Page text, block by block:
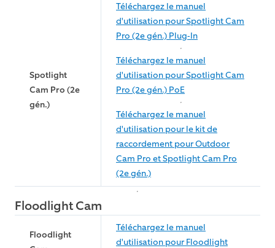
Spotlight
Cam Pro (2e
gén.)
Téléchargez le manuel
d'utilisation pour Spotlight Cam
Pro (2e gén.) Plug-In
Téléchargez le manuel
d'utilisation pour Spotlight Cam
Pro (2e gén.) PoE
Téléchargez le manuel
d'utilisation pour le kit de
raccordement pour Outdoor
Cam Pro et Spotlight Cam Pro
(2e gén.)
Floodlight Cam
Floodlight
Téléchargez le manuel
d'utilisation pour Floodlight